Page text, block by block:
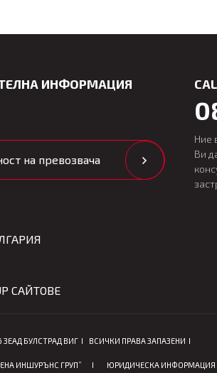
ИНФОРМАЦИЯ
на превозвача
САЙТОВЕ
Ние
Ви
ЗЕАД БУЛСТРАД ВИГ ВСИЧКИ ПРАВА ЗАПАЗЕНИ
ИНШУРЪНС ГРУП” ЮРИДИЧЕСКА ИНФОРМАЦИЯ